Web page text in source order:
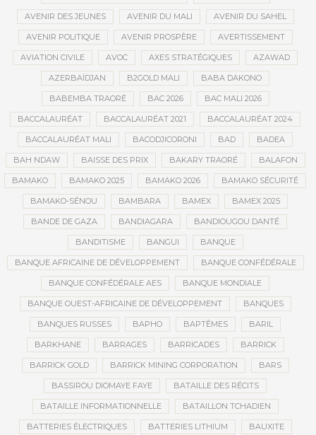
AVENIR DES JEUNES AVENIR DU MALI AVENIR DU SAHEL
AVENIR POLITIQUE AVENIR PROSPÈRE AVERTISSEMENT
AVIATION CIVILE AVOC AXES STRATÉGIQUES AZAWAD
AZERBAÏDJAN B2GOLD MALI BABA DAKONO
BABEMBA TRAORÉ BAC 2026 BAC MALI 2026
BACCALAURÉAT BACCALAURÉAT 2021 BACCALAURÉAT 2024
BACCALAURÉAT MALI BACODJICORONI BAD BADEA
BAH NDAW BAISSE DES PRIX BAKARY TRAORÉ BALAFON
BAMAKO BAMAKO 2025 BAMAKO 2026 BAMAKO SÉCURITÉ
BAMAKO-SÉNOU BAMBARA BAMEX BAMEX 2025
BANDE DE GAZA BANDIAGARA BANDIOUGOU DANTÉ
BANDITISME BANGUI BANQUE
BANQUE AFRICAINE DE DÉVELOPPEMENT BANQUE CONFÉDÉRALE
BANQUE CONFÉDÉRALE AES BANQUE MONDIALE
BANQUE OUEST-AFRICAINE DE DÉVELOPPEMENT BANQUES
BANQUES RUSSES BAPHO BAPTÊMES BARIL
BARKHANE BARRAGES BARRICADES BARRICK
BARRICK GOLD BARRICK MINING CORPORATION BARS
BASSIROU DIOMAYE FAYE BATAILLE DES RÉCITS
BATAILLE INFORMATIONNELLE BATAILLON TCHADIEN
BATTERIES ÉLECTRIQUES BATTERIES LITHIUM BAUXITE